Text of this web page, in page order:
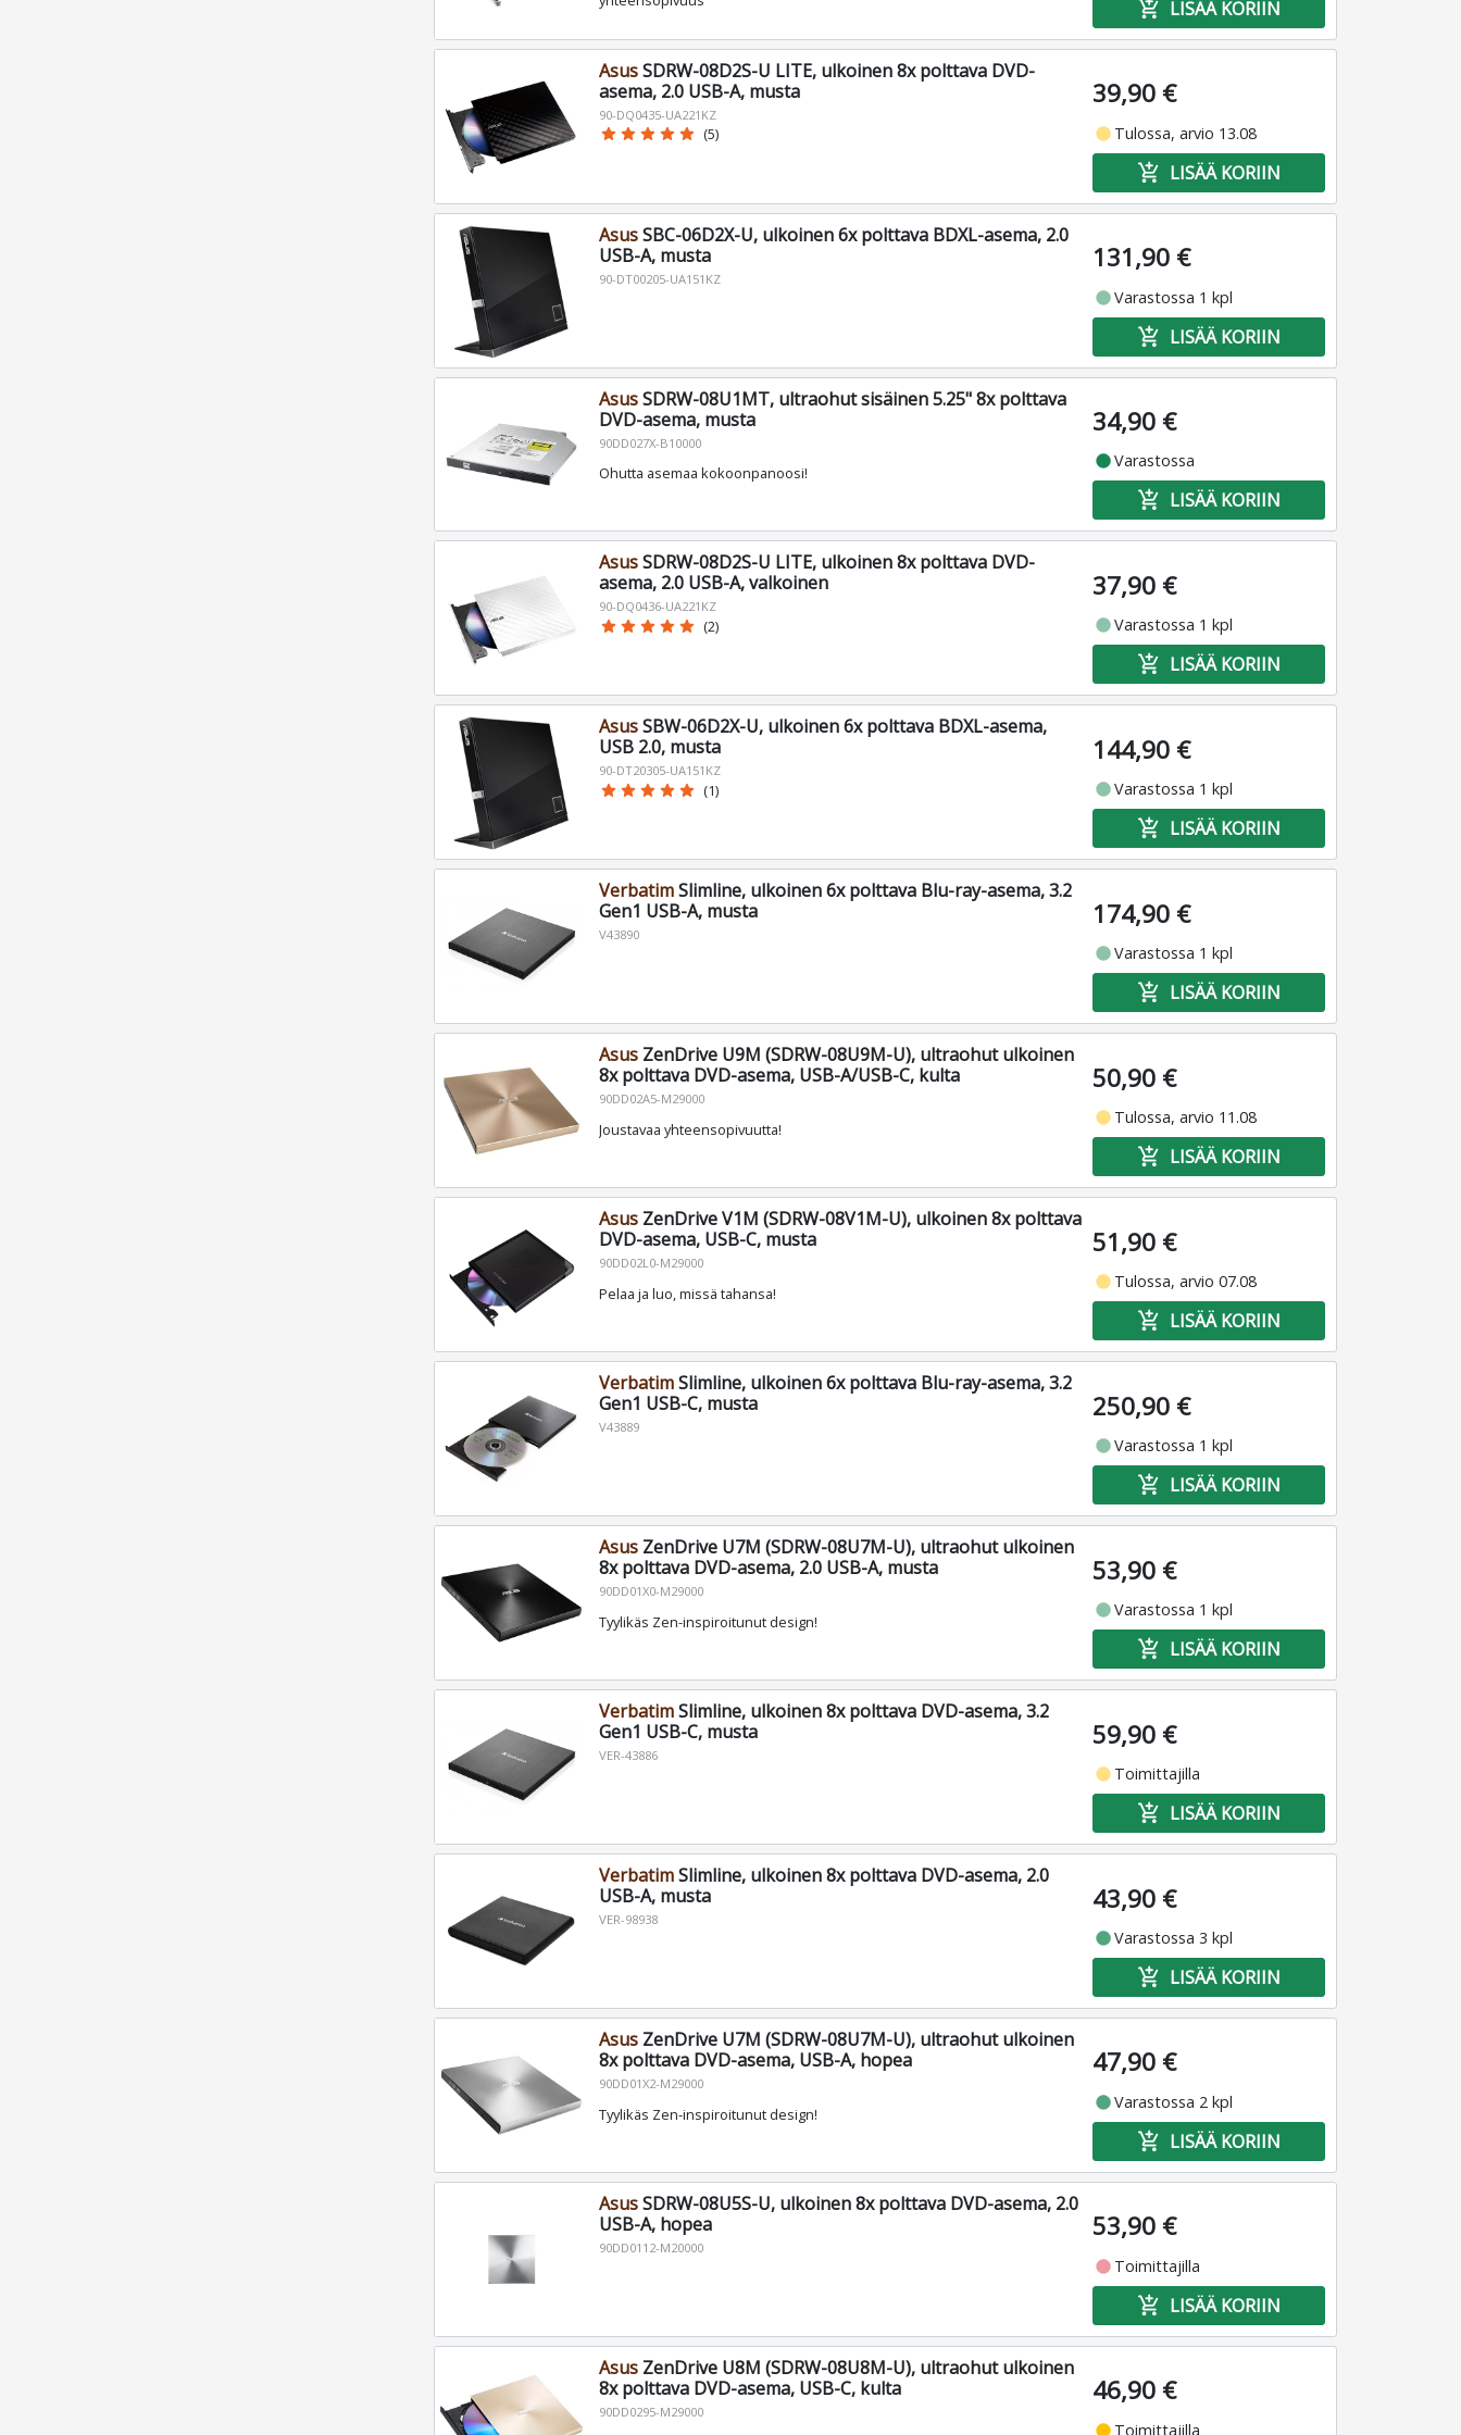
add_shopping_cart LISÄÄ KORIIN
AsusSDRW-08D2S-U LITE, ulkoinen 8x polttava DVD-
asema, 2.0 USB-A, musta
90-DQ0435-UA221KZ
star star star star star (5)
39,90 €
fiber_manual_record Tulossa, arvio 13.08
add_shopping_cart LISÄÄ KORIIN
AsusSBC-06D2X-U, ulkoinen 6x polttava BDXL-asema, 2.0
USB-A, musta
90-DT00205-UA151KZ
131,90 €
fiber_manual_recordVarastossa 1 kpl
add_shopping_cart LISÄÄ KORIIN
AsusSDRW-08U1MT, ultraohut sisäinen 5.25" 8x polttava
DVD-asema, musta
90DD027X-B10000
Ohutta asemaa kokoonpanoosi!
34,90 €
fiber_manual_recordVarastossa
add_shopping_cart LISÄÄ KORIIN
AsusSDRW-08D2S-U LITE, ulkoinen 8x polttava DVD-
asema, 2.0 USB-A, valkoinen
90-DQ0436-UA221KZ
star star star star star (2)
37,90 €
fiber_manual_recordVarastossa 1 kpl
add_shopping_cart LISÄÄ KORIIN
AsusSBW-06D2X-U, ulkoinen 6x polttava BDXL-asema,
USB 2.0, musta
90-DT20305-UA151KZ
star star star star star (1)
144,90 €
fiber_manual_recordVarastossa 1 kpl
add_shopping_cart LISÄÄ KORIIN
VerbatimSlimline, ulkoinen 6x polttava Blu-ray-asema, 3.2
Gen1 USB-A, musta
V43890
174,90 €
fiber_manual_recordVarastossa 1 kpl
add_shopping_cart LISÄÄ KORIIN
AsusZenDrive U9M (SDRW-08U9M-U), ultraohut ulkoinen
8x polttava DVD-asema, USB-A/USB-C, kulta
90DD02A5-M29000
Joustavaa yhteensopivuutta!
50,90 €
fiber_manual_record Tulossa, arvio 11.08
add_shopping_cart LISÄÄ KORIIN
AsusZenDrive V1M (SDRW-08V1M-U), ulkoinen 8x polttava
DVD-asema, USB-C, musta
90DD02L0-M29000
Pelaa ja luo, missä tahansa!
51,90 €
fiber_manual_record Tulossa, arvio 07.08
add_shopping_cart LISÄÄ KORIIN
VerbatimSlimline, ulkoinen 6x polttava Blu-ray-asema, 3.2
Gen1 USB-C, musta
V43889
250,90 €
fiber_manual_recordVarastossa 1 kpl
add_shopping_cart LISÄÄ KORIIN
AsusZenDrive U7M (SDRW-08U7M-U), ultraohut ulkoinen
8x polttava DVD-asema, 2.0 USB-A, musta
90DD01X0-M29000
Tyylikäs Zen-inspiroitunut design!
53,90 €
fiber_manual_recordVarastossa 1 kpl
add_shopping_cart LISÄÄ KORIIN
VerbatimSlimline, ulkoinen 8x polttava DVD-asema, 3.2
Gen1 USB-C, musta
VER-43886
59,90 €
fiber_manual_record Toimittajilla
add_shopping_cart LISÄÄ KORIIN
VerbatimSlimline, ulkoinen 8x polttava DVD-asema, 2.0
USB-A, musta
VER-98938
43,90 €
fiber_manual_recordVarastossa 3 kpl
add_shopping_cart LISÄÄ KORIIN
AsusZenDrive U7M (SDRW-08U7M-U), ultraohut ulkoinen
8x polttava DVD-asema, USB-A, hopea
90DD01X2-M29000
Tyylikäs Zen-inspiroitunut design!
47,90 €
fiber_manual_recordVarastossa 2 kpl
add_shopping_cart LISÄÄ KORIIN
AsusSDRW-08U5S-U, ulkoinen 8x polttava DVD-asema, 2.0
USB-A, hopea
90DD0112-M20000
53,90 €
fiber_manual_record Toimittajilla
add_shopping_cart LISÄÄ KORIIN
AsusZenDrive U8M (SDRW-08U8M-U), ultraohut ulkoinen
8x polttava DVD-asema, USB-C, kulta
90DD0295-M29000
46,90 €
fiber_manual_record Toimittajilla